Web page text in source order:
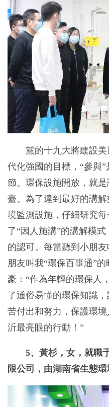
黨的十九大將建設美
代化強國的目標，“參與
節。環保設施開放，就
臺。為了達到最好的講
境監測設施，仔細研究
了“因人施講”的講解模
的認可。每當聽到小朋
朋友叫我“環保百事通”
豪：“作為年輕的環保人
了通俗易懂的環保知識
苦付出和努力，保護環
沂最亮眼的行動！”
5、黃杉，女，就職
限公司，由湖南省生態環